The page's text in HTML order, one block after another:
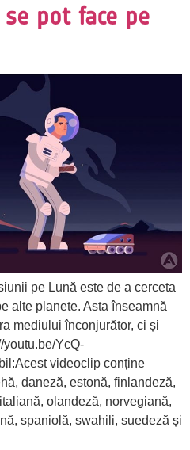
se pot face pe
pe Lună este de a cerceta
alte planete. Asta înseamnă
mediului înconjurător, ci și
youtu.be/YcQ-
videoclip conține
daneză, estonă, finlandeză,
olandeză, norvegiană,
spaniolă, swahili, suedeză și